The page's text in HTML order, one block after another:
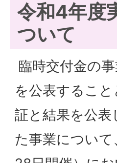
令和4年度
ついて
臨時交付金の
を公表するこ
証と結果を公
た事業につい